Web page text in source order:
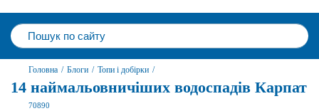
Головна / Блоги / Топи і добірки /
14 наймальовничіших водоспадів Карпат
70890